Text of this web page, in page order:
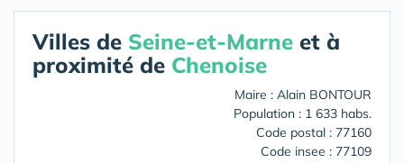
Villes de Seine-et-Marne et à
proximité de Chenoise
Maire : Alain BONTOUR
Population : 1 633 habs.
Code postal : 77160
Code insee : 77109